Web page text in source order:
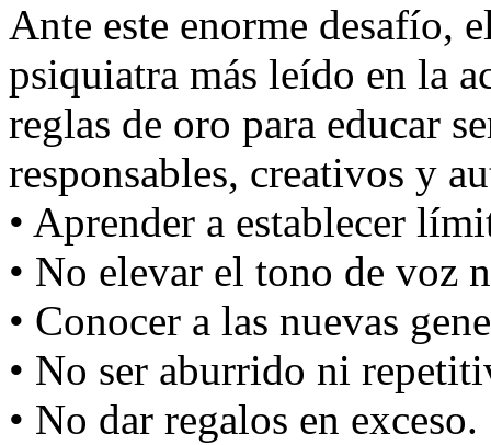
Ante este enorme
psiquiatra más leído en la
reglas de oro para educar
responsables, creativos y
• Aprender a establecer
• No elevar el tono de voz
• Conocer a las nuevas
• No ser aburrido ni
• No dar regalos en exceso.